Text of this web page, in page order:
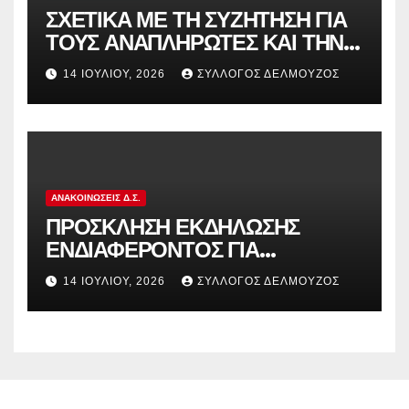
ΣΧΕΤΙΚΑ ΜΕ ΤΗ ΣΥΖΗΤΗΣΗ ΓΙΑ
ΤΟΥΣ ΑΝΑΠΛΗΡΩΤΕΣ ΚΑΙ ΤΗΝ
ΠΑΡΑΠΟΜΠΗ ΤΗΣ ΕΛΛΑΔΑΣ
ΣΤΟ ΕΥΡΩΠΑΪΚΟ ΔΙΚΑΣΤΗΡΙΟ
14 ΙΟΥΛΊΟΥ, 2026 ΣΎΛΛΟΓΟΣ ΔΕΛΜΟΎΖΟΣ
ΑΝΑΚΟΙΝΏΣΕΙΣ Δ.Σ.
ΠΡΟΣΚΛΗΣΗ ΕΚΔΗΛΩΣΗΣ
ΕΝΔΙΑΦΕΡΟΝΤΟΣ ΓΙΑ
ΚΑΤΑΣΚΗΝΩΣΕΙΣ ΔΟΕ
14 ΙΟΥΛΊΟΥ, 2026 ΣΎΛΛΟΓΟΣ ΔΕΛΜΟΎΖΟΣ